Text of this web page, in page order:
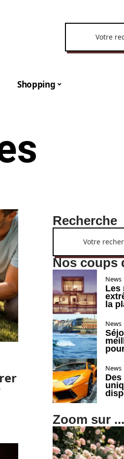
Shopping
Recherche
Nos coups
News
Les
la
News
News
Zoom sur ...